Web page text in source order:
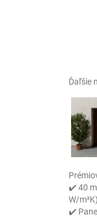
Ďaľšie
✔️ 40
W/m²K)
✔️